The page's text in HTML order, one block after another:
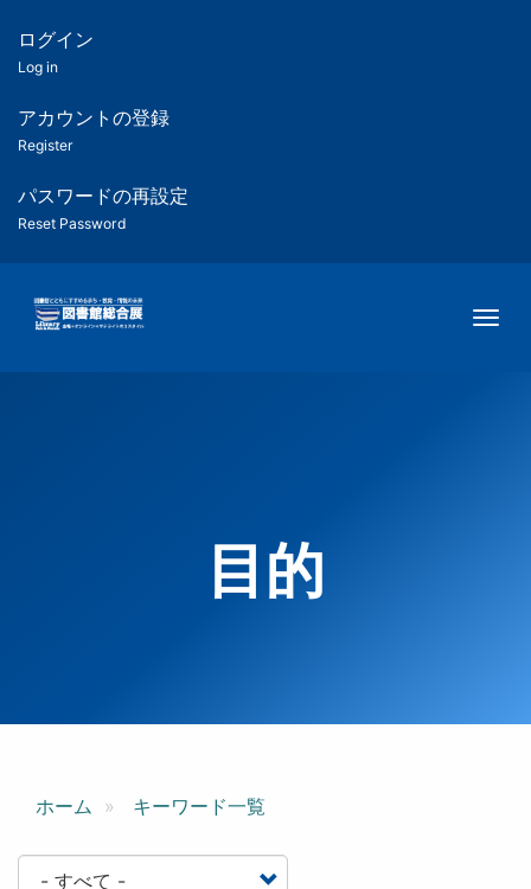
ツ
匿
名
ユ
ー
ー
用
メ
ログイン
Log in
アカウントの登録
Register
パスワードの再設定
Reset Password
目的
ホーム キーワード一覧